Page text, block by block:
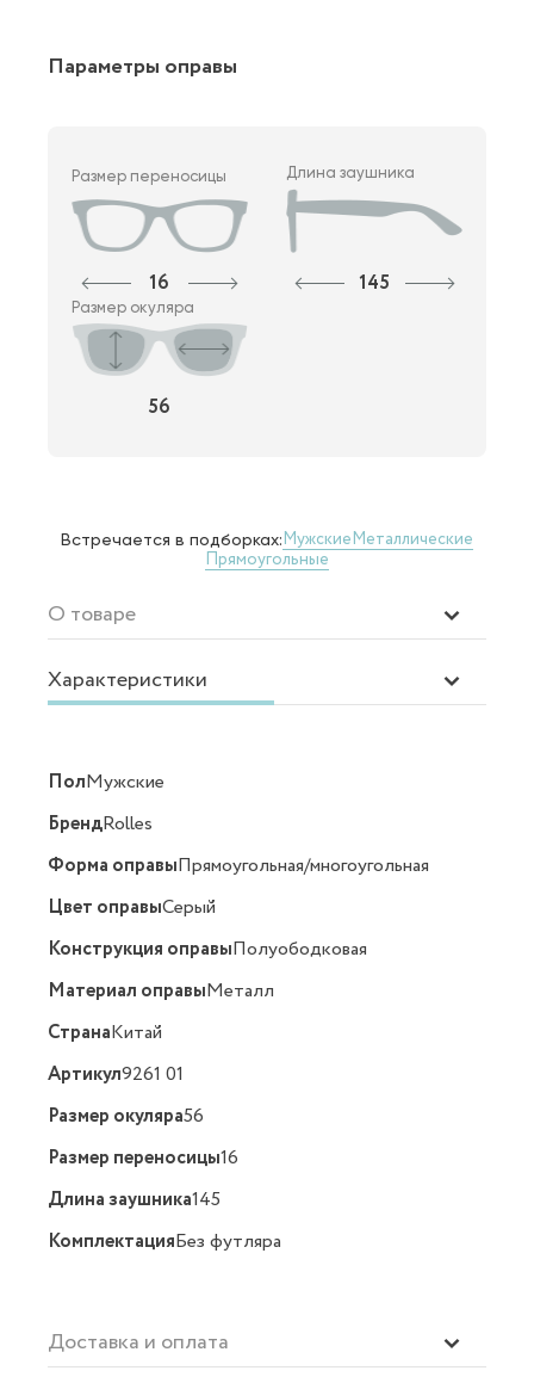
Параметры оправы
Размер переносицы
16
Длина заушника
145
Размер окуляра
56
Встречается в подборках:МужскиеМеталлические
Прямоугольные
О товаре
Характеристики
ПолМужские
БрендRolles
Форма оправыПрямоугольная/многоугольная
Цвет оправыСерый
Конструкция оправыПолуободковая
Материал оправыМеталл
СтранаКитай
Артикул9261 01
Размер окуляра56
Размер переносицы16
Длина заушника145
КомплектацияБез футляра
Доставка и оплата